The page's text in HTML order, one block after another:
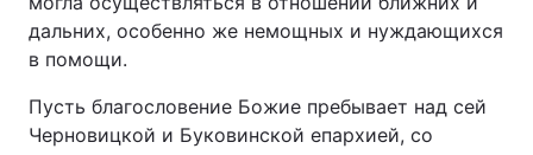
дальних, особенно же немощных и нуждающихся
в помощи.
Пусть благословение Божие пребывает над сей
Черновицкой и Буковинской епархией, со